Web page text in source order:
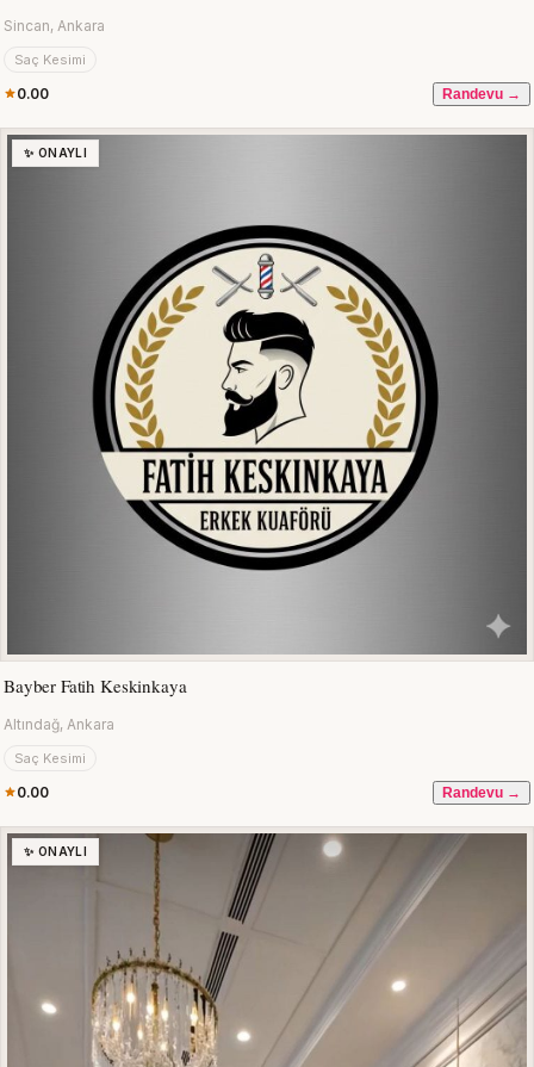
Sincan, Ankara
Saç Kesimi
0.00 Randevu →
✨ ONAYLI
Bayber Fatih Keskinkaya
Altındağ, Ankara
Saç Kesimi
0.00 Randevu →
✨ ONAYLI